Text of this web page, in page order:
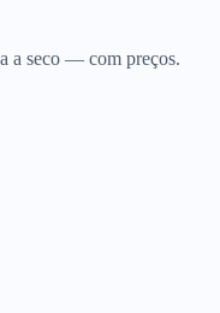
a seco — com preços.